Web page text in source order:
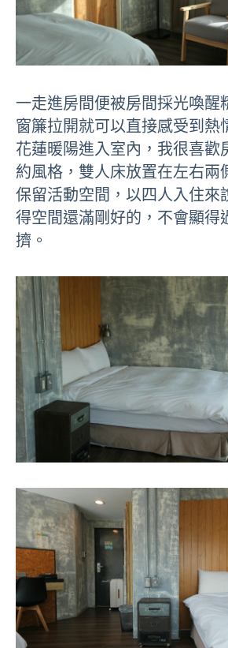
一走進房間便被房間採光喚醒
窗簾拉開就可以直接感受到熱
花蓮暖陽進入室內，我很喜歡
約風格，雙人床放置在左右兩
保留活動空間，以四人入住來
得空間還滿剛好的，不會顯得
擠。